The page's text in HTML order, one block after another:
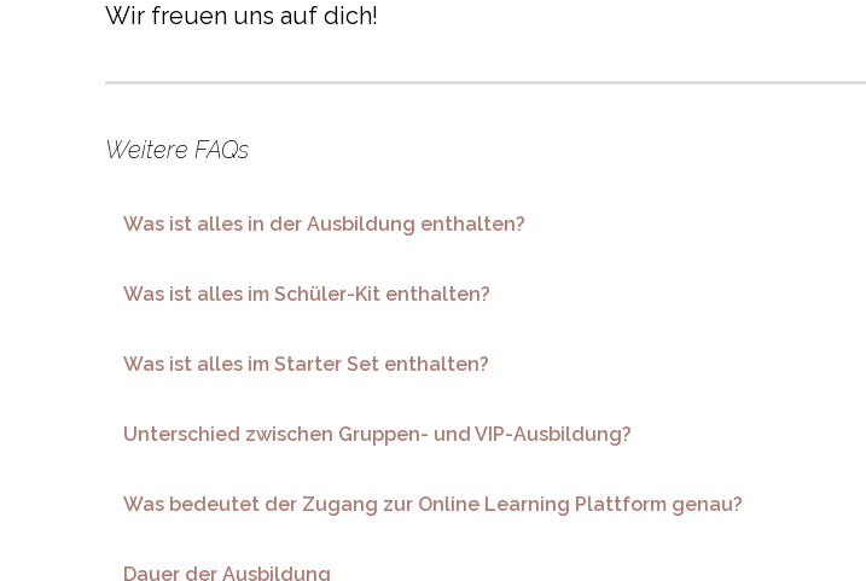
Wir freuen uns auf dich!
Weitere FAQs
Was ist alles in der Ausbildung enthalten?
Was ist alles im Schüler-Kit enthalten?
Was ist alles im Starter Set enthalten?
Unterschied zwischen Gruppen- und VIP-Ausbildung?
Was bedeutet der Zugang zur Online Learning Plattform genau?
Dauer der Ausbildung